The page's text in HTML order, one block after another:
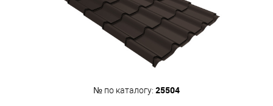
№ по каталогу: 25504